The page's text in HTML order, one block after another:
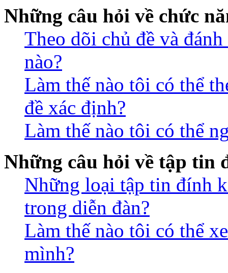
Những câu hỏi về chức
Theo dõi chủ đề và
nào?
Làm thế nào tôi có thể
đề xác định?
Làm thế nào tôi có thể
Những câu hỏi về tập tin
Những loại tập tin đính
trong diễn đàn?
Làm thế nào tôi có thể
mình?